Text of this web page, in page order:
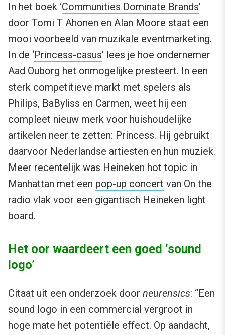
In het boek ‘Communities Dominate Brands’
door Tomi T Ahonen en Alan Moore staat een
mooi voorbeeld van muzikale eventmarketing.
In de ‘Princess-casus’ lees je hoe ondernemer
Aad Ouborg het onmogelijke presteert. In een
sterk competitieve markt met spelers als
Philips, BaByliss en Carmen, weet hij een
compleet nieuw merk voor huishoudelijke
artikelen neer te zetten: Princess. Hij gebruikt
daarvoor Nederlandse artiesten en hun muziek.
Meer recentelijk was Heineken hot topic in
Manhattan met een pop-up concert van On the
radio vlak voor een gigantisch Heineken light
board.
Het oor waardeert een goed ‘sound
logo’
Citaat uit een onderzoek door neurensics: “Een
sound logo in een commercial vergroot in
hoge mate het potentiële effect. Op aandacht,